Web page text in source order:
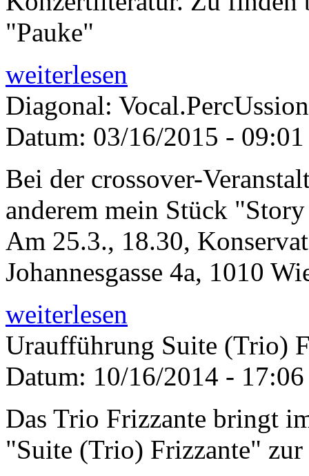
"Pauke"
weiterlesen
Diagonal: Vocal.PercUssion
Datum: 03/16/2015 - 09:01
Bei der crossover-
anderem mein Stück
Am 25.3., 18.30,
Johannesgasse 4a, 1010
weiterlesen
Uraufführung Suite (Trio)
Datum: 10/16/2014 - 17:06
Das Trio Frizzante bringt
"Suite (Trio) Frizzante"